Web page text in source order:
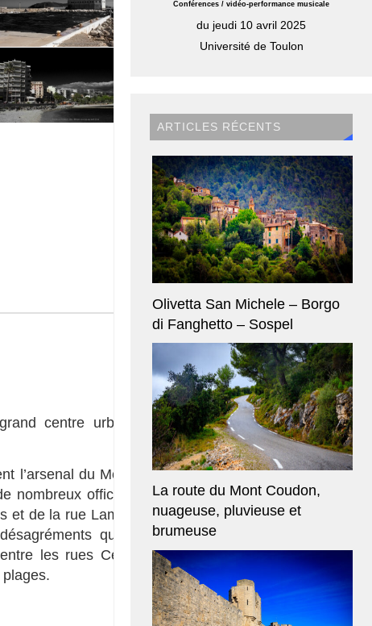
centre urbain de
l’arsenal du Mourillon
nombreux officiers de
et de la rue Lamalgue.
que cela
les rues César et
Conférences / vidéo-performance musicale
du jeudi 10 avril 2025
Université de Toulon
ARTICLES RÉCENTS
Olivetta San Michele – Borgo
di Fanghetto – Sospel
La route du Mont Coudon,
nuageuse, pluvieuse et
brumeuse